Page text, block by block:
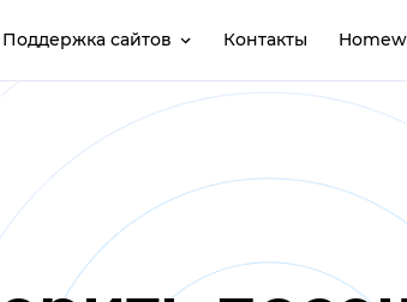
Поддержка сайтов Контакты